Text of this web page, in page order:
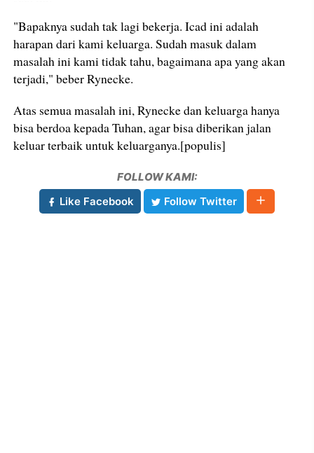
"Bapaknya sudah tak lagi bekerja. Icad ini adalah
harapan dari kami keluarga. Sudah masuk dalam
masalah ini kami tidak tahu, bagaimana apa yang akan
terjadi," beber Rynecke.
Atas semua masalah ini, Rynecke dan keluarga hanya
bisa berdoa kepada Tuhan, agar bisa diberikan jalan
keluar terbaik untuk keluarganya.[populis]
FOLLOW KAMI:
Like Facebook
Follow Twitter